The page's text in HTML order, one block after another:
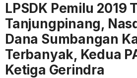
LPSDK Pemilu 2019
Tanjungpinang,
Dana Sumbangan
Terbanyak, Kedua
Ketiga Gerindra